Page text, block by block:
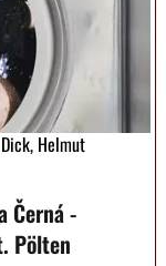
Helmut
Černá -
Pölten